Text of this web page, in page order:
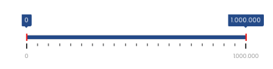
0 1.000.000
0 1.000.000